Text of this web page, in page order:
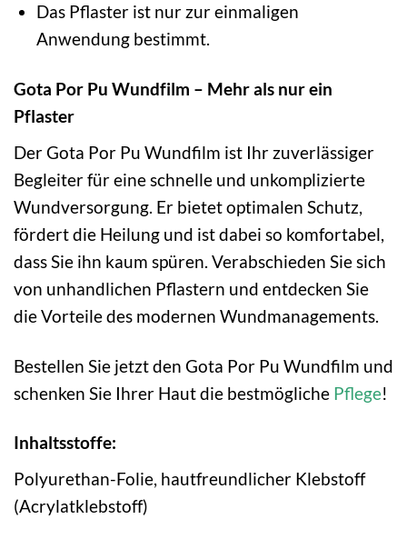
Das Pflaster ist nur zur einmaligen
Anwendung bestimmt.
Gota Por Pu Wundfilm – Mehr als nur ein
Pflaster
Der Gota Por Pu Wundfilm ist Ihr zuverlässiger
Begleiter für eine schnelle und unkomplizierte
Wundversorgung. Er bietet optimalen Schutz,
fördert die Heilung und ist dabei so komfortabel,
dass Sie ihn kaum spüren. Verabschieden Sie sich
von unhandlichen Pflastern und entdecken Sie
die Vorteile des modernen Wundmanagements.
Bestellen Sie jetzt den Gota Por Pu Wundfilm und
schenken Sie Ihrer Haut die bestmögliche Pflege!
Inhaltsstoffe:
Polyurethan-Folie, hautfreundlicher Klebstoff
(Acrylatklebstoff)